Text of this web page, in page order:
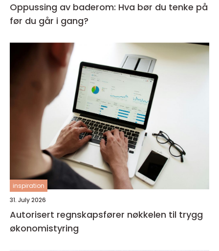
Oppussing av baderom: Hva bør du tenke på
før du går i gang?
inspiration
31. July 2026
Autorisert regnskapsfører nøkkelen til trygg
økonomistyring